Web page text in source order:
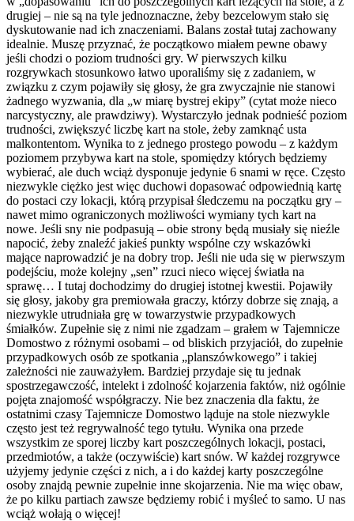
drugiej – nie są na tyle jednoznaczne, żeby bezcelowym stało się
dyskutowanie nad ich znaczeniami. Balans został tutaj zachowany
idealnie. Muszę przyznać, że początkowo miałem pewne obawy
jeśli chodzi o poziom trudności gry. W pierwszych kilku
rozgrywkach stosunkowo łatwo uporaliśmy się z zadaniem, w
związku z czym pojawiły się głosy, że gra zwyczajnie nie stanowi
żadnego wyzwania, dla „w miarę bystrej ekipy” (cytat może nieco
narcystyczny, ale prawdziwy). Wystarczyło jednak podnieść poziom
trudności, zwiększyć liczbę kart na stole, żeby zamknąć usta
malkontentom. Wynika to z jednego prostego powodu – z każdym
poziomem przybywa kart na stole, spomiędzy których będziemy
wybierać, ale duch wciąż dysponuje jedynie 6 snami w ręce. Często
niezwykle ciężko jest więc duchowi dopasować odpowiednią kartę
do postaci czy lokacji, którą przypisał śledczemu na początku gry –
nawet mimo ograniczonych możliwości wymiany tych kart na
nowe. Jeśli sny nie podpasują – obie strony będą musiały się nieźle
napocić, żeby znaleźć jakieś punkty wspólne czy wskazówki
mające naprowadzić je na dobry trop. Jeśli nie uda się w pierwszym
podejściu, może kolejny „sen” rzuci nieco więcej światła na
sprawę… I tutaj dochodzimy do drugiej istotnej kwestii. Pojawiły
się głosy, jakoby gra premiowała graczy, którzy dobrze się znają, a
niezwykle utrudniała grę w towarzystwie przypadkowych
śmiałków. Zupełnie się z nimi nie zgadzam – grałem w Tajemnicze
Domostwo z różnymi osobami – od bliskich przyjaciół, do zupełnie
przypadkowych osób ze spotkania „planszówkowego” i takiej
zależności nie zauważyłem. Bardziej przydaje się tu jednak
spostrzegawczość, intelekt i zdolność kojarzenia faktów, niż ogólnie
pojęta znajomość współgraczy. Nie bez znaczenia dla faktu, że
ostatnimi czasy Tajemnicze Domostwo ląduje na stole niezwykle
często jest też regrywalność tego tytułu. Wynika ona przede
wszystkim ze sporej liczby kart poszczególnych lokacji, postaci,
przedmiotów, a także (oczywiście) kart snów. W każdej rozgrywce
użyjemy jedynie części z nich, a i do każdej karty poszczególne
osoby znajdą pewnie zupełnie inne skojarzenia. Nie ma więc obaw,
że po kilku partiach zawsze będziemy robić i myśleć to samo. U nas
wciąż wołają o więcej!